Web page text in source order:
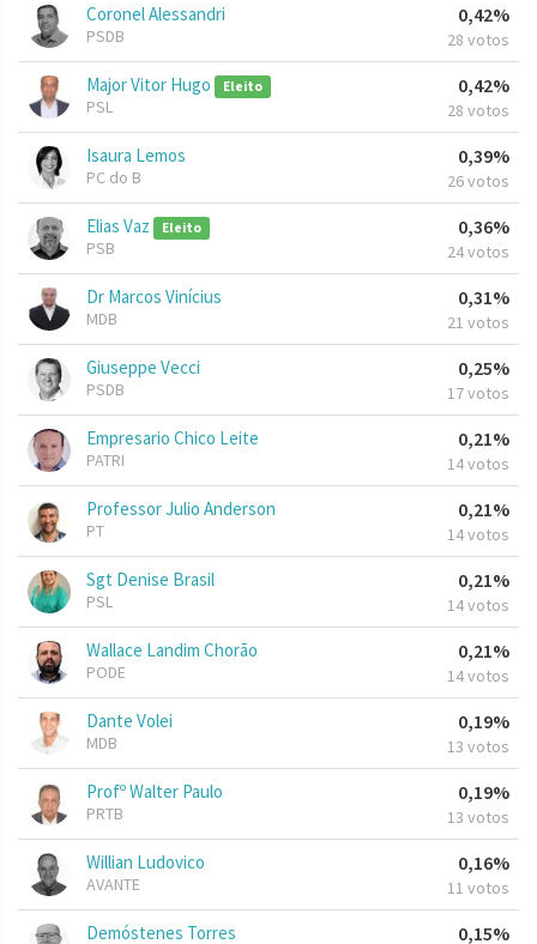
Coronel Alessandri
PSDB
0,42%
28 votos
Major Vitor Hugo Eleito
PSL
0,42%
28 votos
Isaura Lemos
PC do B
0,39%
26 votos
Elias Vaz Eleito
PSB
0,36%
24 votos
Dr Marcos Vinícius
MDB
0,31%
21 votos
Giuseppe Vecci
PSDB
0,25%
17 votos
Empresario Chico Leite
PATRI
0,21%
14 votos
Professor Julio Anderson
PT
0,21%
14 votos
Sgt Denise Brasil
PSL
0,21%
14 votos
Wallace Landim Chorão
PODE
0,21%
14 votos
Dante Volei
MDB
0,19%
13 votos
Profº Walter Paulo
PRTB
0,19%
13 votos
Willian Ludovico
AVANTE
0,16%
11 votos
Demóstenes Torres 0,15%